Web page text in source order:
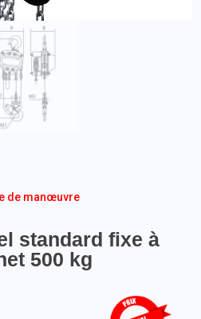
standard fixe à
500 kg
de manœuvre